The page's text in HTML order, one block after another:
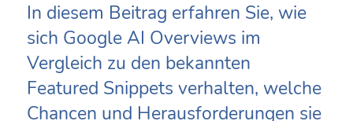
In diesem Beitrag erfahren Sie, wie
sich Google AI Overviews im
Vergleich zu den bekannten
Featured Snippets verhalten, welche
Chancen und Herausforderungen sie